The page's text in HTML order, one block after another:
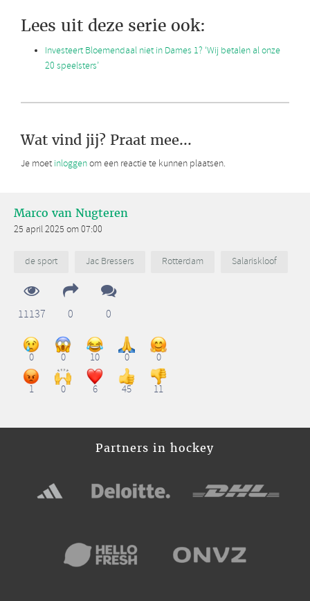
Lees uit deze serie ook:
Investeert Bloemendaal niet in Dames 1? ‘Wij betalen al onze
20 speelsters’
Wat vind jij? Praat mee...
Je moet inloggenom een reactie te kunnen plaatsen.
Marco van Nugteren
25 april 2025 om 07:00
de sport Jac Bressers Rotterdam Salariskloof
11137 0 0
0 0 10 0 0
1 0 6 45 11
Partners in hockey